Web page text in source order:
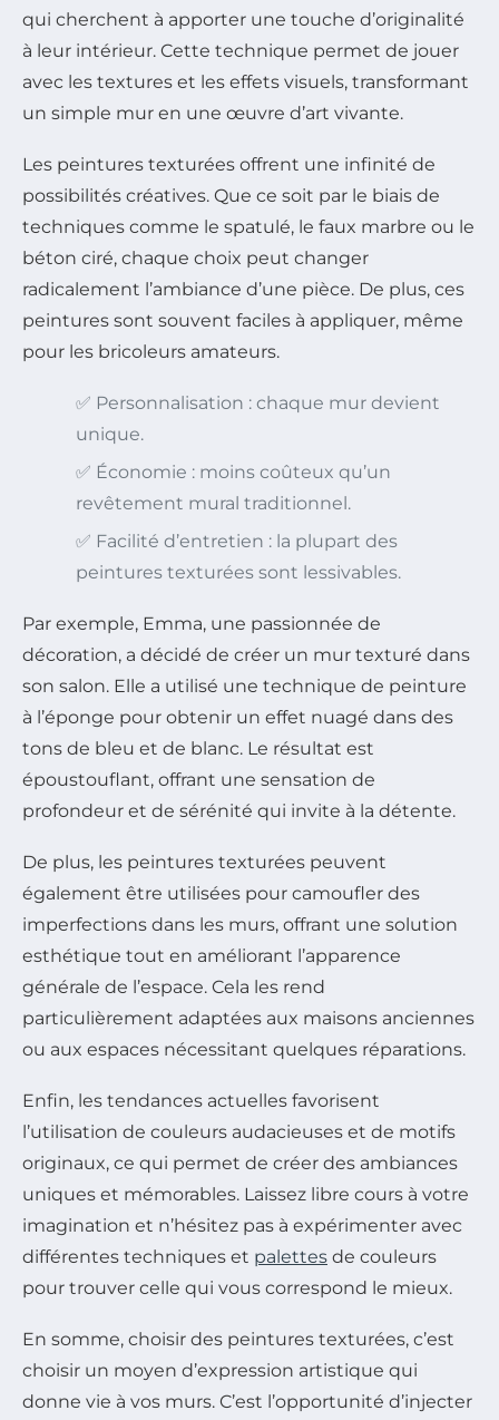
qui cherchent à apporter une touche d’originalité
à leur intérieur. Cette technique permet de jouer
avec les textures et les effets visuels, transformant
un simple mur en une œuvre d’art vivante.
Les peintures texturées offrent une infinité de
possibilités créatives. Que ce soit par le biais de
techniques comme le spatulé, le faux marbre ou le
béton ciré, chaque choix peut changer
radicalement l’ambiance d’une pièce. De plus, ces
peintures sont souvent faciles à appliquer, même
pour les bricoleurs amateurs.
✅ Personnalisation : chaque mur devient
unique.
✅ Économie : moins coûteux qu’un
revêtement mural traditionnel.
✅ Facilité d’entretien : la plupart des
peintures texturées sont lessivables.
Par exemple, Emma, une passionnée de
décoration, a décidé de créer un mur texturé dans
son salon. Elle a utilisé une technique de peinture
à l’éponge pour obtenir un effet nuagé dans des
tons de bleu et de blanc. Le résultat est
époustouflant, offrant une sensation de
profondeur et de sérénité qui invite à la détente.
De plus, les peintures texturées peuvent
également être utilisées pour camoufler des
imperfections dans les murs, offrant une solution
esthétique tout en améliorant l’apparence
générale de l’espace. Cela les rend
particulièrement adaptées aux maisons anciennes
ou aux espaces nécessitant quelques réparations.
Enfin, les tendances actuelles favorisent
l’utilisation de couleurs audacieuses et de motifs
originaux, ce qui permet de créer des ambiances
uniques et mémorables. Laissez libre cours à votre
imagination et n’hésitez pas à expérimenter avec
différentes techniques et palettes de couleurs
pour trouver celle qui vous correspond le mieux.
En somme, choisir des peintures texturées, c’est
choisir un moyen d’expression artistique qui
donne vie à vos murs. C’est l’opportunité d’injecter